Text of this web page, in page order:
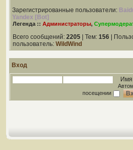
Зарегистрированные пользователи:
Yandex [Bot]
Легенда :: Администраторы,
Всего сообщений: 2205 | Тем: 156 |
пользователь: WildWind
Вход
Имя
посещении